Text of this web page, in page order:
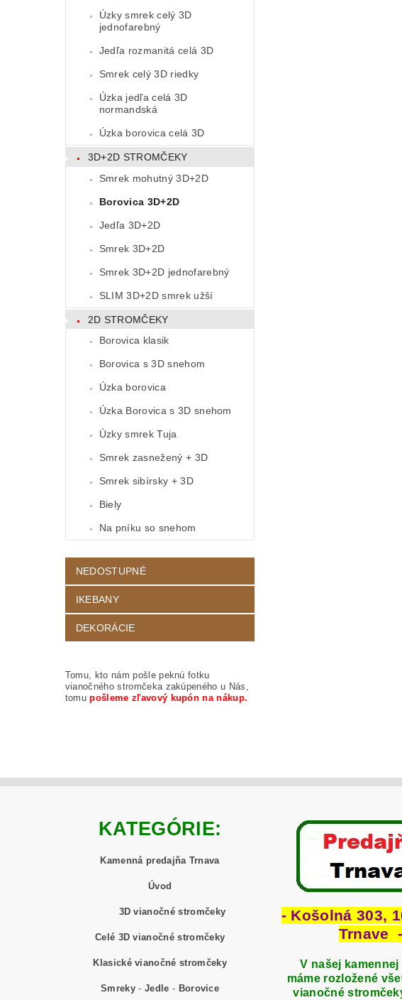
Úzky smrek celý 3D
jednofarebný
Jedľa rozmanitá celá 3D
Smrek celý 3D riedky
Úzka jedľa celá 3D
normandská
Úzka borovica celá 3D
3D+2D STROMČEKY
Smrek mohutný 3D+2D
Borovica 3D+2D
Jedľa 3D+2D
Smrek 3D+2D
Smrek 3D+2D jednofarebný
SLIM 3D+2D smrek užší
2D STROMČEKY
Borovica klasik
Borovica s 3D snehom
Úzka borovica
Úzka Borovica s 3D snehom
Úzky smrek Tuja
Smrek zasnežený + 3D
Smrek sibírsky + 3D
Biely
Na pníku so snehom
NEDOSTUPNÉ
IKEBANY
DEKORÁCIE
Tomu, kto nám pošle peknú fotku
vianočného stromčeka zakúpeného u Nás,
tomupošleme zľavový kupón na nákup.
KATEGÓRIE:
Kamenná predajňa Trnava
Úvod
3D vianočné stromčeky
Celé 3D vianočné stromčeky
Klasické vianočné stromčeky
Smreky - Jedle - Borovice
- Košolná 303,
Trnave -
V našej
máme rozložené
vianočné